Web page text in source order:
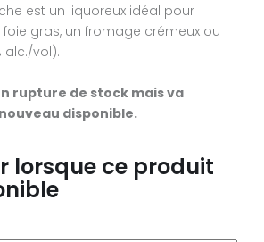
est un liquoreux idéal pour
gras, un fromage crémeux ou
alc./vol).
rupture de stock mais va
disponible.
lorsque ce produit